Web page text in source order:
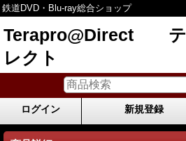
鉄道DVD・Blu-ray総合ショップ
Terapro@Direct テ
レクト
ログイン 新規登録